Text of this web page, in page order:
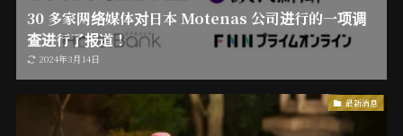
30 多家网络媒体对日本 Motenas 公司进行的一项调
查进行了报道！
2024年3月14日
最新消息